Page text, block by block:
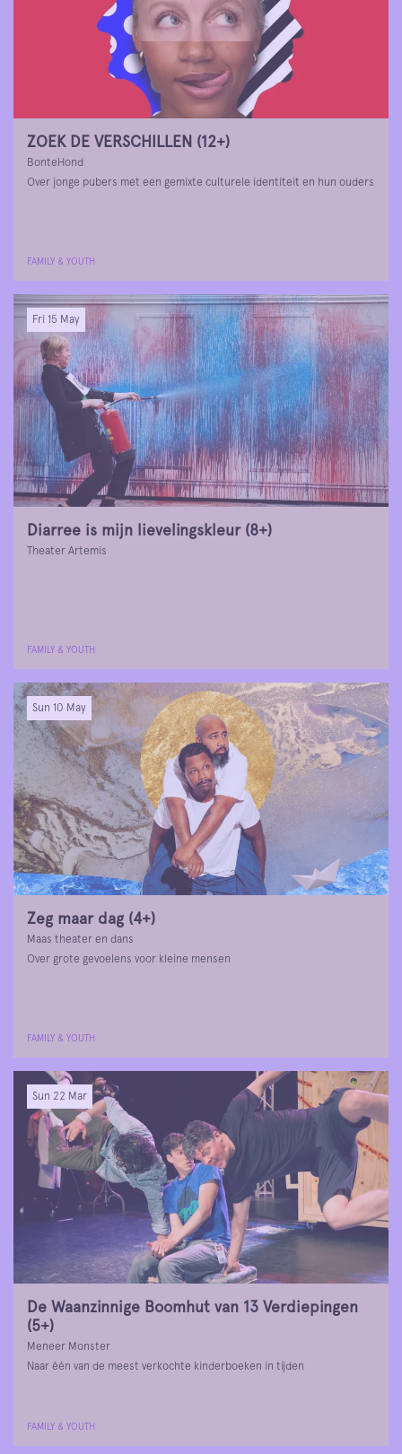
ZOEK DE VERSCHILLEN (12+)
BonteHond
Over jonge pubers met een gemixte culturele identiteit en hun ouders
FAMILY & YOUTH
Diarree is mijn lievelingskleur (8+)
Theater Artemis
Fri 15 May
FAMILY & YOUTH
Zeg maar dag (4+)
Maas theater en dans
Over grote gevoelens voor kleine mensen
Sun 10 May
FAMILY & YOUTH
De Waanzinnige Boomhut van 13 Verdiepingen
(5+)
Meneer Monster
Naar één van de meest verkochte kinderboeken in tijden
Sun 22 Mar
FAMILY & YOUTH